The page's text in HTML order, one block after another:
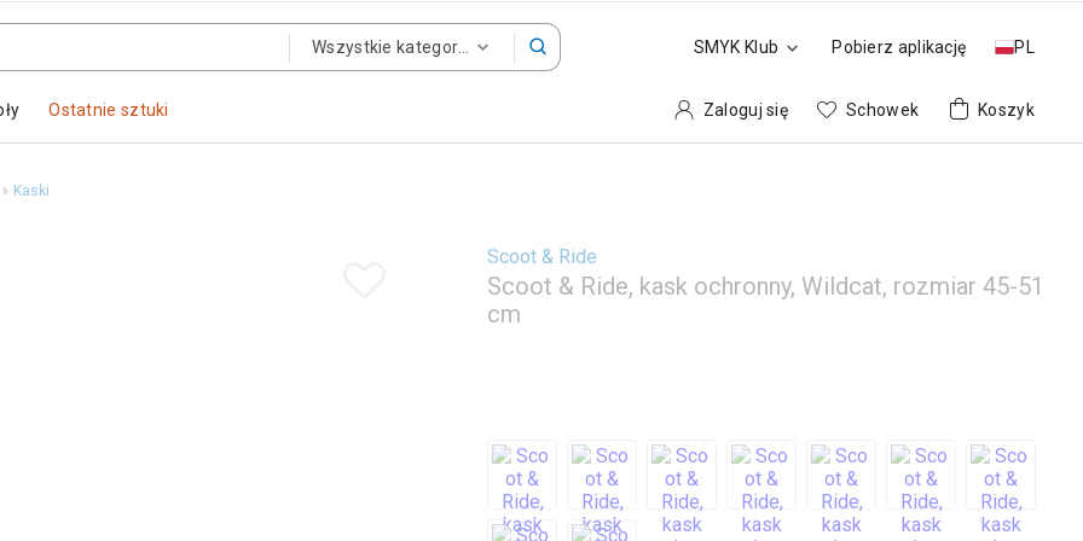
SMYK Klub Pobierz aplikację PL
Ostatnie sztuki Zaloguj się Schowek Koszyk
Kaski
Scoot & Ride
Scoot & Ride, kask ochronny, Wildcat, rozmiar 45-51
cm